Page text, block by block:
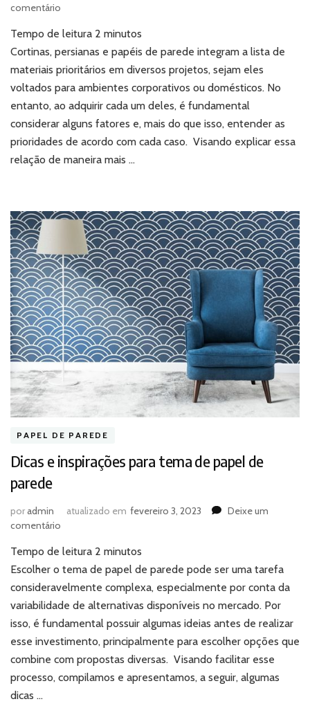
comentário
persianas
e
papéis
parede:
o
que
priorizar
seu
Tempo de leitura 2 minutos
Cortinas, persianas e papéis de parede integram a lista de
materiais prioritários em diversos projetos, sejam eles
voltados para ambientes corporativos ou domésticos. No
entanto, ao adquirir cada um deles, é fundamental
considerar alguns fatores e, mais do que isso, entender as
prioridades de acordo com cada caso. Visando explicar essa
relação de maneira mais …
PAPEL DE PAREDE
Dicas e inspirações para tema de papel de
parede
poradmin atualizado em fevereiro 3, 2023
Deixe um
comentário
e
inspirações
para
de
papel
de
parede
Tempo de leitura 2 minutos
Escolher o tema de papel de parede pode ser uma tarefa
consideravelmente complexa, especialmente por conta da
variabilidade de alternativas disponíveis no mercado. Por
isso, é fundamental possuir algumas ideias antes de realizar
esse investimento, principalmente para escolher opções que
combine com propostas diversas. Visando facilitar esse
processo, compilamos e apresentamos, a seguir, algumas
dicas …